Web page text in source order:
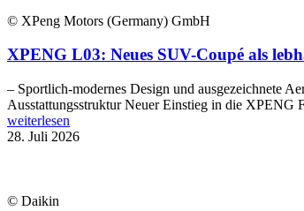
© XPeng Motors (Germany) GmbH
XPENG L03: Neues SUV-Coupé als
– Sportlich-modernes Design und ausgezeichnete
Ausstattungsstruktur Neuer Einstieg in die
weiterlesen
28. Juli 2026
© Daikin